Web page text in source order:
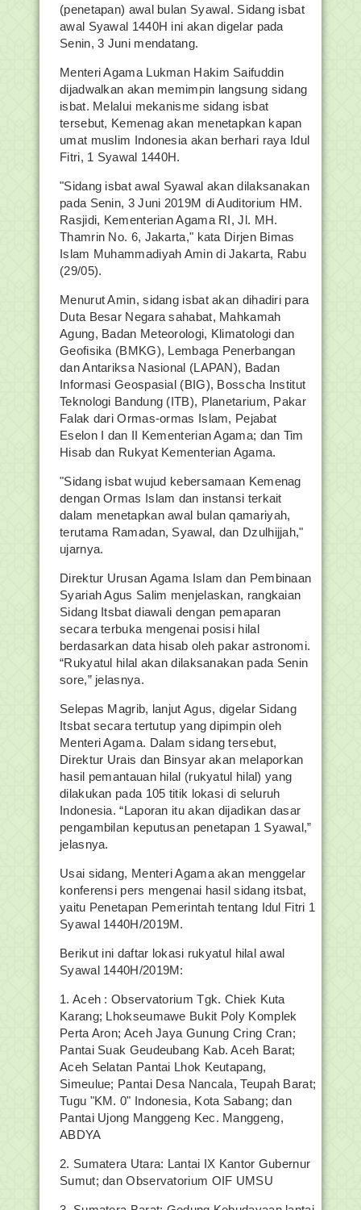
(penetapan) awal bulan Syawal. Sidang isbat
awal Syawal 1440H ini akan digelar pada
Senin, 3 Juni mendatang.
Menteri Agama Lukman Hakim Saifuddin
dijadwalkan akan memimpin langsung sidang
isbat. Melalui mekanisme sidang isbat
tersebut, Kemenag akan menetapkan kapan
umat muslim Indonesia akan berhari raya Idul
Fitri, 1 Syawal 1440H.
"Sidang isbat awal Syawal akan dilaksanakan
pada Senin, 3 Juni 2019M di Auditorium HM.
Rasjidi, Kementerian Agama RI, Jl. MH.
Thamrin No. 6, Jakarta," kata Dirjen Bimas
Islam Muhammadiyah Amin di Jakarta, Rabu
(29/05).
Menurut Amin, sidang isbat akan dihadiri para
Duta Besar Negara sahabat, Mahkamah
Agung, Badan Meteorologi, Klimatologi dan
Geofisika (BMKG), Lembaga Penerbangan
dan Antariksa Nasional (LAPAN), Badan
Informasi Geospasial (BIG), Bosscha Institut
Teknologi Bandung (ITB), Planetarium, Pakar
Falak dari Ormas-ormas Islam, Pejabat
Eselon I dan II Kementerian Agama; dan Tim
Hisab dan Rukyat Kementerian Agama.
"Sidang isbat wujud kebersamaan Kemenag
dengan Ormas Islam dan instansi terkait
dalam menetapkan awal bulan qamariyah,
terutama Ramadan, Syawal, dan Dzulhijjah,"
ujarnya.
Direktur Urusan Agama Islam dan Pembinaan
Syariah Agus Salim menjelaskan, rangkaian
Sidang Itsbat diawali dengan pemaparan
secara terbuka mengenai posisi hilal
berdasarkan data hisab oleh pakar astronomi.
“Rukyatul hilal akan dilaksanakan pada Senin
sore,” jelasnya.
Selepas Magrib, lanjut Agus, digelar Sidang
Itsbat secara tertutup yang dipimpin oleh
Menteri Agama. Dalam sidang tersebut,
Direktur Urais dan Binsyar akan melaporkan
hasil pemantauan hilal (rukyatul hilal) yang
dilakukan pada 105 titik lokasi di seluruh
Indonesia. “Laporan itu akan dijadikan dasar
pengambilan keputusan penetapan 1 Syawal,”
jelasnya.
Usai sidang, Menteri Agama akan menggelar
konferensi pers mengenai hasil sidang itsbat,
yaitu Penetapan Pemerintah tentang Idul Fitri 1
Syawal 1440H/2019M.
Berikut ini daftar lokasi rukyatul hilal awal
Syawal 1440H/2019M:
1. Aceh : Observatorium Tgk. Chiek Kuta
Karang; Lhokseumawe Bukit Poly Komplek
Perta Aron; Aceh Jaya Gunung Cring Cran;
Pantai Suak Geudeubang Kab. Aceh Barat;
Aceh Selatan Pantai Lhok Keutapang,
Simeulue; Pantai Desa Nancala, Teupah Barat;
Tugu "KM. 0" Indonesia, Kota Sabang; dan
Pantai Ujong Manggeng Kec. Manggeng,
ABDYA
2. Sumatera Utara: Lantai IX Kantor Gubernur
Sumut; dan Observatorium OIF UMSU